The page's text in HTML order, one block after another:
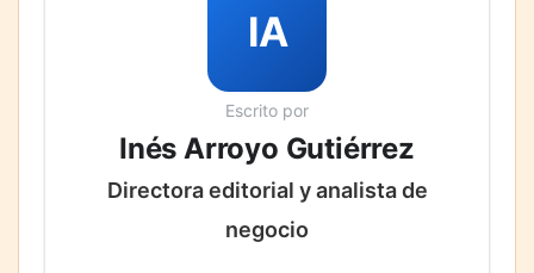
IA
Escrito por
Inés Arroyo Gutiérrez
Directora editorial y analista de
negocio